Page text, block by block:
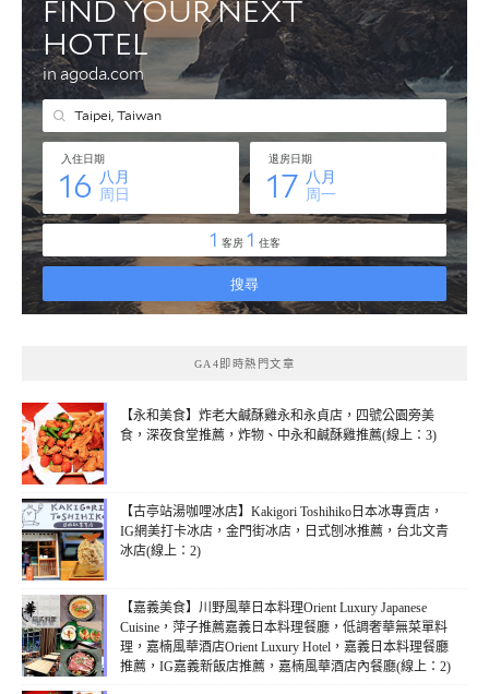
GA4即時熱門文章
【永和美食】炸老大鹹酥雞永和永貞店，四號公園旁美
食，深夜食堂推薦，炸物、中永和鹹酥雞推薦(線上：3)
【古亭站湯咖哩冰店】Kakigori Toshihiko日本冰專賣店，
IG網美打卡冰店，金門街冰店，日式刨冰推薦，台北文青
冰店(線上：2)
【嘉義美食】川野風華日本料理Orient Luxury Japanese
Cuisine，萍子推薦嘉義日本料理餐廳，低調奢華無菜單料
理，嘉楠風華酒店Orient Luxury Hotel，嘉義日本料理餐廳
推薦，IG嘉義新飯店推薦，嘉楠風華酒店內餐廳(線上：2)